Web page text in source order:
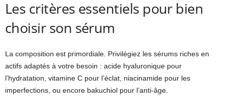
Les critères essentiels pour bien
choisir son sérum
La composition est primordiale. Privilégiez les sérums riches en
actifs adaptés à votre besoin : acide hyaluronique pour
l’hydratation, vitamine C pour l’éclat, niacinamide pour les
imperfections, ou encore bakuchiol pour l’anti-âge.